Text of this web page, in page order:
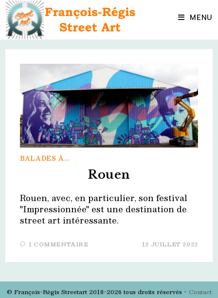
Skip
content MENU
BALADES À...
Rouen
Rouen, avec, en particulier, son festival
"Impressionnée" est une destination de
street art intéressante.
1 COMMENTAIRE 12 JUILLET 2022
© François-Régis Streetart 2018-2026 tous droits réservés - Contact